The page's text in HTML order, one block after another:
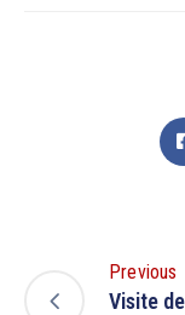
Previous
Visite